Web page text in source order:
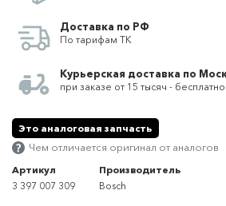
Доставка по РФ
По тарифам ТК
Курьерская доставка по
при заказе от 15 тысяч - бесплатно
Это аналоговая запчасть
Чем отличается оригинал от аналогов
Артикул
3 397 007 309
Производитель
Bosch